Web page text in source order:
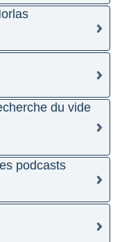
du vide
podcasts